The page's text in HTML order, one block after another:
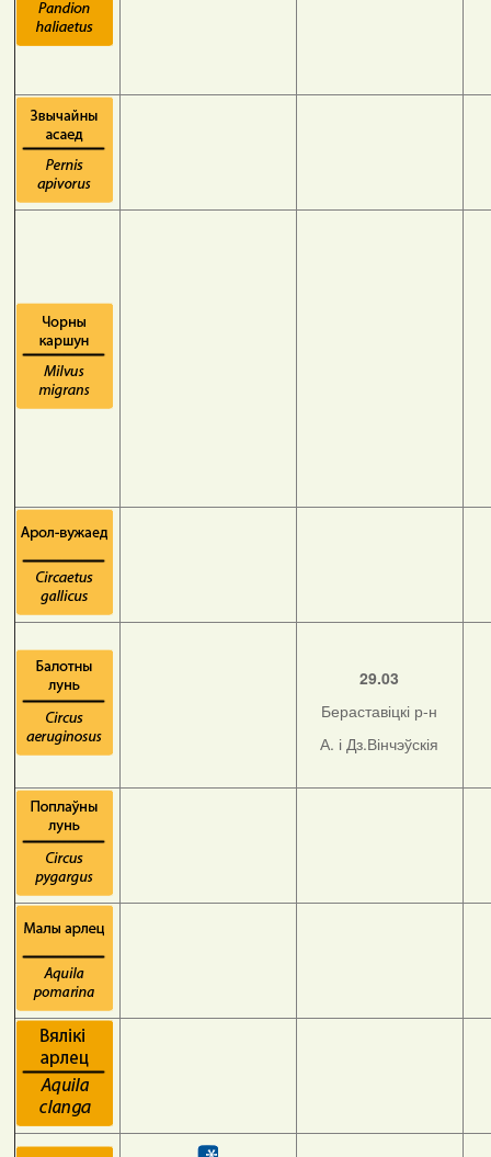
29.03
Бераставіцкі р-н
А. і Дз.Вінчэўскія